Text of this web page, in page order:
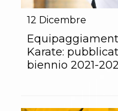
12 Dicembre
Karate:
biennio 2021-